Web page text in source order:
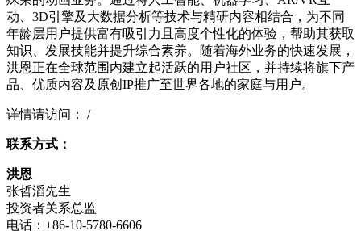
动、3D引擎及大数据分析等技术与精研内容相结合，为不同
年龄层用户提供富有吸引力且高度个性化的体验，帮助其获取
知识、发展技能并提升综合素养。随着海外业务的快速发展，
洪恩正在全球范围内建立起活跃的用户社区，并持续将旗下产
品、优质内容及原创IP推广至世界各地的家庭与用户。
详情请访问： /
联系方式：
洪恩
张哲滔先生
投资者关系总监
电话：+86-10-5780-6606